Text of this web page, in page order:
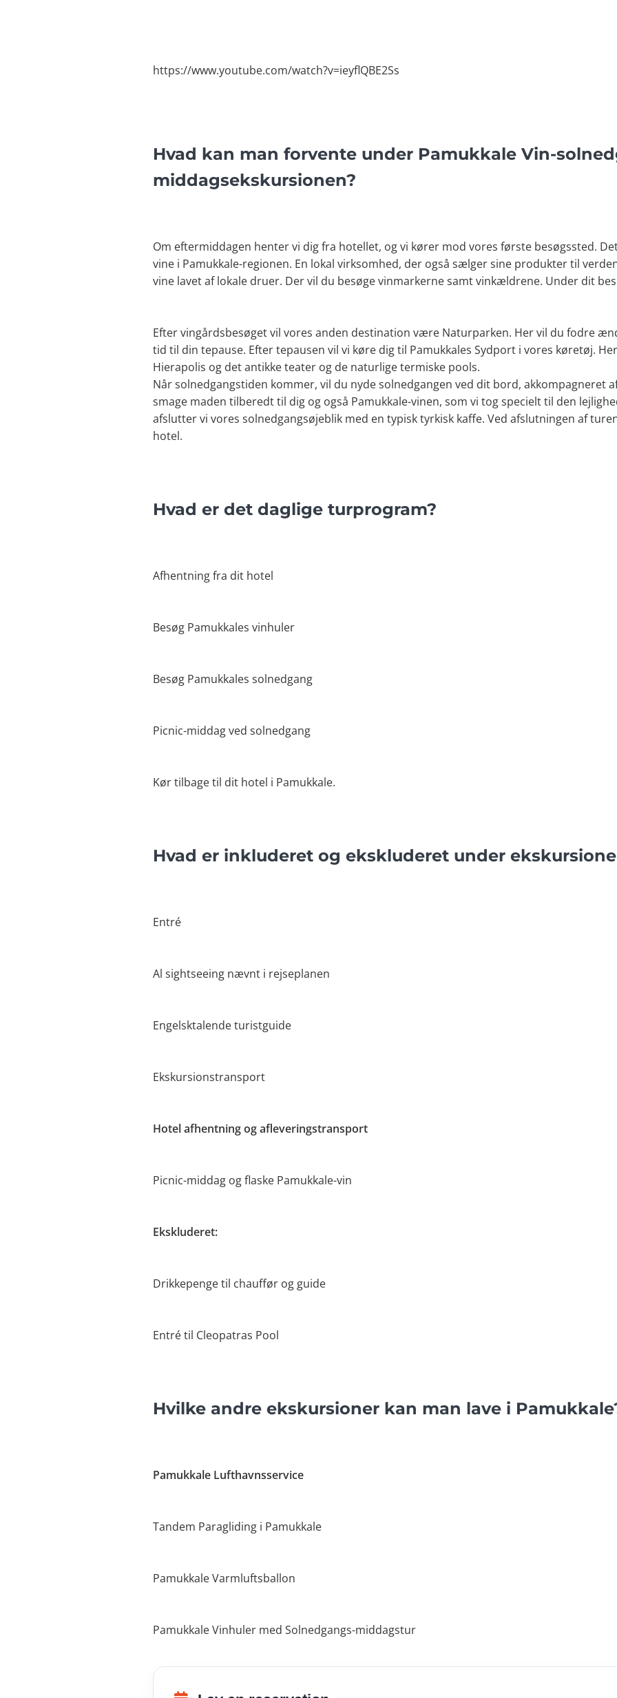
https://www.youtube.com/watch?v=ieyflQBE2Ss
Hvad kan man forvente under Pamukkale Vin-
middagsekskursionen?
Om eftermiddagen henter vi dig fra hotellet, og vi kører mod vores første besøgssted.
vine i Pamukkale-regionen. En lokal virksomhed, der også sælger sine produkter til
vine lavet af lokale druer. Der vil du besøge vinmarkerne samt vinkældrene. Under dit
Efter vingårdsbesøget vil vores anden destination være Naturparken. Her vil du fodre
tid til din tepause. Efter tepausen vil vi køre dig til Pamukkales Sydport i vores køretøj.
Hierapolis og det antikke teater og de naturlige termiske pools.
Når solnedgangstiden kommer, vil du nyde solnedgangen ved dit bord, akkompagneret
smage maden tilberedt til dig og også Pamukkale-vinen, som vi tog specielt til den
afslutter vi vores solnedgangsøjeblik med en typisk tyrkisk kaffe. Ved afslutningen af
hotel.
Hvad er det daglige turprogram?
Afhentning fra dit hotel
Besøg Pamukkales vinhuler
Besøg Pamukkales solnedgang
Picnic-middag ved solnedgang
Kør tilbage til dit hotel i Pamukkale.
Hvad er inkluderet og ekskluderet under
Entré
Al sightseeing nævnt i rejseplanen
Engelsktalende turistguide
Ekskursionstransport
Hotel afhentning og afleveringstransport
Picnic-middag og flaske Pamukkale-vin
Ekskluderet:
Drikkepenge til chauffør og guide
Entré til Cleopatras Pool
Hvilke andre ekskursioner kan man lave i
Pamukkale Lufthavnsservice
Tandem Paragliding i Pamukkale
Pamukkale Varmluftsballon
Pamukkale Vinhuler med Solnedgangs-middagstur